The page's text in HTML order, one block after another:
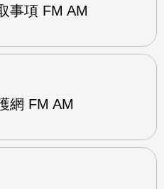
事項 FM AM
網 FM AM